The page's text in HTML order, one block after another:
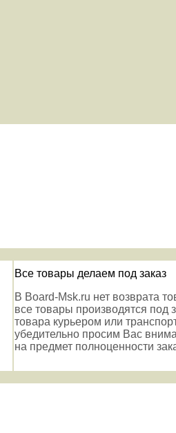
Все товары делаем под заказ
В Board-Msk.ru нет возврата
все товары производятся под
товара курьером или
убедительно просим Вас
на предмет полноценности